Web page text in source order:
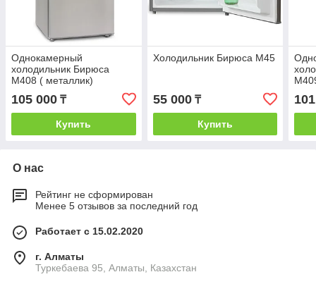
Однокамерный
холодильник Бирюса
M408 ( металлик)
105 000 ₸
Купить
Холодильник Бирюса M45
55 000₸
Купить
О нас
Рейтинг не сформирован
Менее 5 отзывов за последний год
Работает с 15.02.2020
г. Алматы
Туркебаева 95, Алматы, Казахстан